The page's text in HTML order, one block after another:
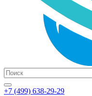
+7 (499) 638-29-29